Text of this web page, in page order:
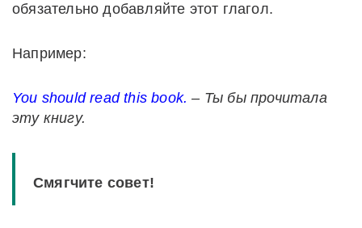
обязательно добавляйте этот глагол.
Например:
You should read this book. – Ты бы прочитала
эту книгу.
Смягчите совет!